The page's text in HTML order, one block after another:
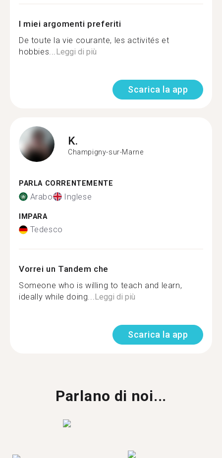
I miei argomenti preferiti
De toute la vie courante, les activités et
hobbies...Leggi di più
Scarica la app
K.
Champigny-sur-Marne
PARLA CORRENTEMENTE
Arabo Inglese
IMPARA
Tedesco
Vorrei un Tandem che
Someone who is willing to teach and learn,
ideally while doing...Leggi di più
Scarica la app
Parlano di noi...